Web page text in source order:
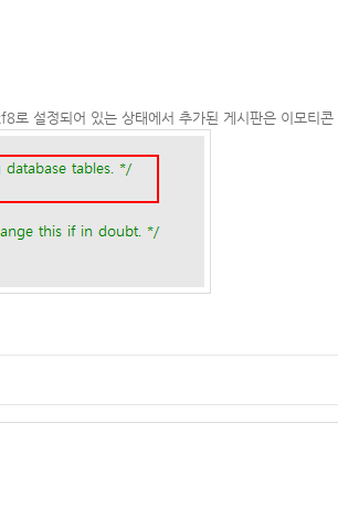
설정되어 있는 상태에서 추가된 게시판은 이모티콘